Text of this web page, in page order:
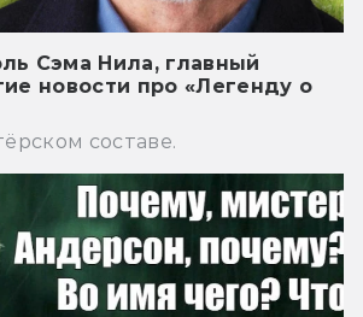
Сэма Нила, главный
новости про «Легенду о
составе.